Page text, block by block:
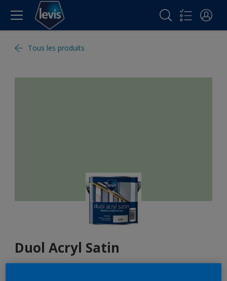
Tous les produits
Duol Acryl Satin